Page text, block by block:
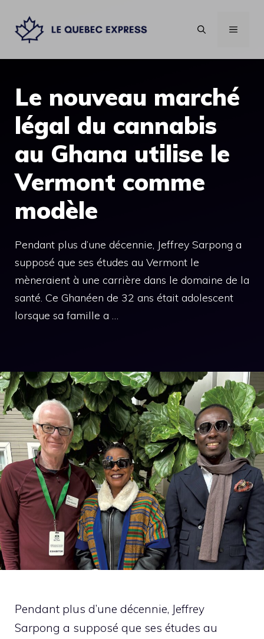
contenu
MENU
Le nouveau marché
légal du cannabis
au Ghana utilise le
Vermont comme
modèle
Pendant plus d’une décennie, Jeffrey Sarpong a
supposé que ses études au Vermont le
mèneraient à une carrière dans le domaine de la
santé. Ce Ghanéen de 32 ans était adolescent
lorsque sa famille a …
Pendant plus d’une décennie, Jeffrey
Sarpong a supposé que ses études au